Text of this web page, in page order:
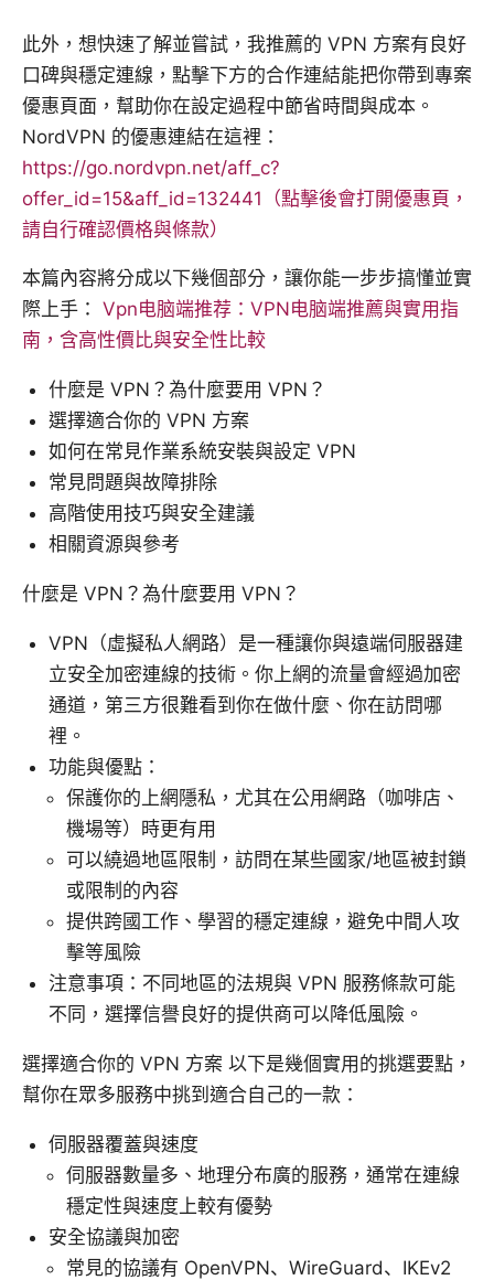
此外，想快速了解並嘗試，我推薦的 VPN 方案有良好
口碑與穩定連線，點擊下方的合作連結能把你帶到專案
優惠頁面，幫助你在設定過程中節省時間與成本。
NordVPN 的優惠連結在這裡：
https://go.nordvpn.net/aff_c?
offer_id=15&aff_id=132441（點擊後會打開優惠頁，
請自行確認價格與條款）
本篇內容將分成以下幾個部分，讓你能一步步搞懂並實
際上手： Vpn电脑端推荐：VPN电脑端推薦與實用指
南，含高性價比與安全性比較
什麼是 VPN？為什麼要用 VPN？
選擇適合你的 VPN 方案
如何在常見作業系統安裝與設定 VPN
常見問題與故障排除
高階使用技巧與安全建議
相關資源與參考
什麼是 VPN？為什麼要用 VPN？
VPN（虛擬私人網路）是一種讓你與遠端伺服器建
立安全加密連線的技術。你上網的流量會經過加密
通道，第三方很難看到你在做什麼、你在訪問哪
裡。
功能與優點：
保護你的上網隱私，尤其在公用網路（咖啡店、
機場等）時更有用
可以繞過地區限制，訪問在某些國家/地區被封鎖
或限制的內容
提供跨國工作、學習的穩定連線，避免中間人攻
擊等風險
注意事項：不同地區的法規與 VPN 服務條款可能
不同，選擇信譽良好的提供商可以降低風險。
選擇適合你的 VPN 方案 以下是幾個實用的挑選要點，
幫你在眾多服務中挑到適合自己的一款：
伺服器覆蓋與速度
伺服器數量多、地理分布廣的服務，通常在連線
穩定性與速度上較有優勢
安全協議與加密
常見的協議有 OpenVPN、WireGuard、IKEv2